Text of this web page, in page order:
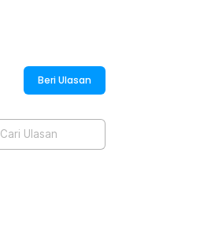
Beri Ulasan
Cari Ulasan